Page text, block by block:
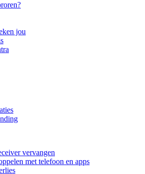
jou
vervangen
met telefoon en apps